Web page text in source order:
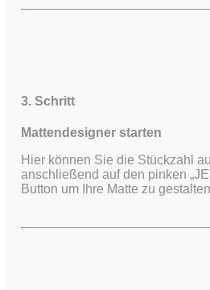
3. Schritt
Mattendesigner starten
Hier können Sie die Stückzahl
anschließend auf den pinken
Button um Ihre Matte zu